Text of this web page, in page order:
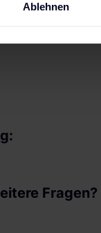
mehr darüber,
gesammelt
Ablehnen
Fragen?